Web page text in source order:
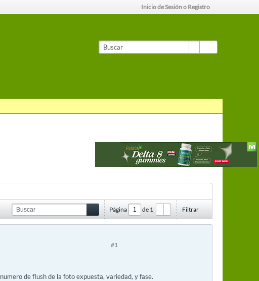
Inicio de Sesión o Registro
Página de 1 Filtrar
#1
de flush de la foto expuesta, variedad, y fase.